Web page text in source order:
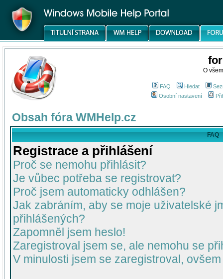
O
FAQ Hledat
Osobní nastavení
Obsah fóra WMHelp.cz
FAQ
Registrace a přihlášení
Proč se nemohu přihlásit?
Je vůbec potřeba se registrovat?
Proč jsem automaticky odhlášen?
Jak zabráním, aby se moje uživatelské
přihlášených?
Zapomněl jsem heslo!
Zaregistroval jsem se, ale nemohu se
V minulosti jsem se zaregistroval,